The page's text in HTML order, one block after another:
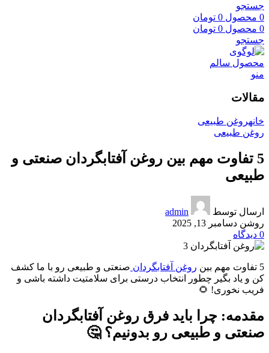
جستجو
0 محصول 0 تومان
0 محصول 0 تومان
جستجو
منو
مقالات
خانهروغن طبیعی
روغن طبیعی
5 تفاوت مهم بین روغن آفتابگردان صنعتی و
طبیعی
ارسال توسط
admin
روشن دسامبر 13, 2025
0 دیدگاه
5 تفاوت مهم بین روغن آفتابگردان صنعتی و طبیعی رو با ما کشف
کن و یاد بگیر چطور انتخاب درستی برای سلامتیت داشته باشی و
فریب نخوری! 🌻
مقدمه: چرا باید فرق روغن آفتابگردان
صنعتی و طبیعی رو بدونیم؟ 🤔